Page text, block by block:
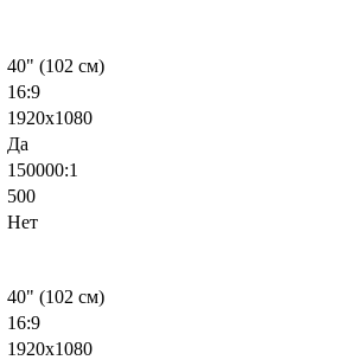
40" (102 см)
16:9
1920х1080
Да
150000:1
500
Нет
40" (102 см)
16:9
1920х1080